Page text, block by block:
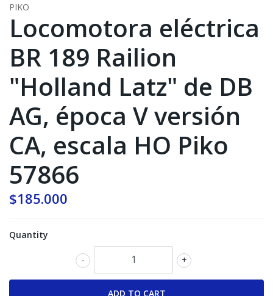
PIKO
Locomotora eléctrica
BR 189 Railion
"Holland Latz" de DB
AG, época V versión
CA, escala HO Piko
57866
$185.000
Quantity
+
-